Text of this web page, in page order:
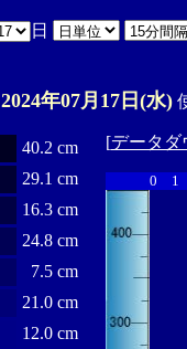
日
2024年07月17日(水)
40.2 cm
29.1 cm
16.3 cm
24.8 cm
7.5 cm
21.0 cm
12.0 cm
[データダ
0 1